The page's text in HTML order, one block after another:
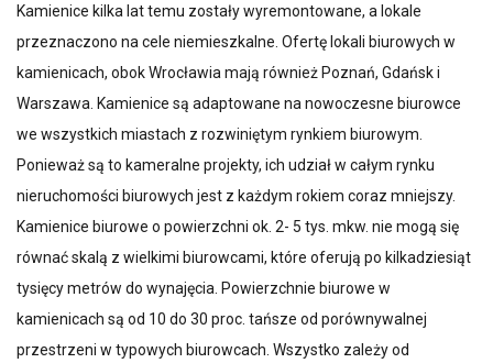
Kamienice kilka lat temu zostały wyremontowane, a lokale
przeznaczono na cele niemieszkalne. Ofertę lokali biurowych w
kamienicach, obok Wrocławia mają również Poznań, Gdańsk i
Warszawa. Kamienice są adaptowane na nowoczesne biurowce
we wszystkich miastach z rozwiniętym rynkiem biurowym.
Ponieważ są to kameralne projekty, ich udział w całym rynku
nieruchomości biurowych jest z każdym rokiem coraz mniejszy.
Kamienice biurowe o powierzchni ok. 2- 5 tys. mkw. nie mogą się
równać skalą z wielkimi biurowcami, które oferują po kilkadziesiąt
tysięcy metrów do wynajęcia. Powierzchnie biurowe w
kamienicach są od 10 do 30 proc. tańsze od porównywalnej
przestrzeni w typowych biurowcach. Wszystko zależy od